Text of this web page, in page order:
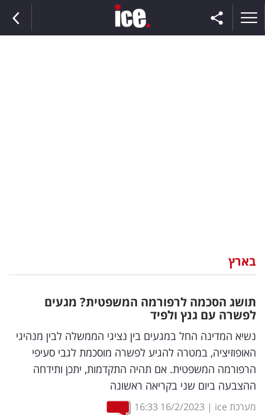
וצרכנות
דיגיטל
וטק
שיווק
ופרסום
משפט
בארץ
תושג הסכמה לרפורמה המשפטית? מגעים
לפשרה עם גנץ ולפיד
נשיא המדינה החל במגעים בין נציגי הממשלה לבין מנהיגי
האופוזיציה, במטרה להגיע לפשרה מוסכמת לגבי סעיפי
הרפורמה המשפטית. אם תהיה התקדמות, יתכן ותידחה
ההצבעה ביום שני בקריאה ראשונה
מערכת ice |
16/2/2023
16:33